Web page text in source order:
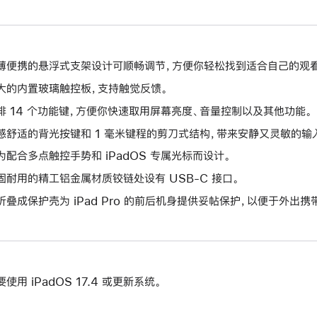
便携的悬浮式支架设计可顺畅调节，方便你轻松找到适合自己的观看
的内置玻璃触控板，支持触觉反馈。
14 个功能键，方便你快速取用屏幕亮度、音量控制以及其他功能。
舒适的背光按键和 1 毫米键程的剪刀式结构，带来安静又灵敏的输
配合多点触控手势和 iPadOS 专属光标而设计。
耐用的精工铝金属材质铰链处设有 USB-C 接口。
叠成保护壳为 iPad Pro 的前后机身提供妥帖保护，以便于外出携带
使用 iPadOS 17.4 或更新系统。